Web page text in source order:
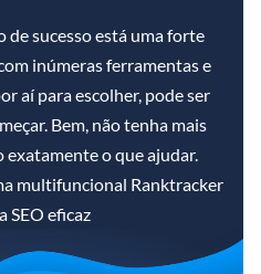
de sucesso está uma forte
inúmeras ferramentas e
aí para escolher, pode ser
Bem, não tenha mais
exatamente o que ajudar.
multifuncional Ranktracker
SEO eficaz